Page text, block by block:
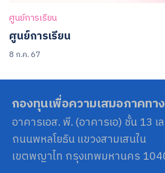
ศูนย์การเรียน
ศูนย์การเรียน
8 ก.ค. 67
กองทุนเพื่อความเสมอภาคทา
อาคารเอส. พี. (อาคารเอ) ชั้น 13
ถนนพหลโยธิน แขวงสามเสนใน
เขตพญาไท กรุงเทพมหานคร